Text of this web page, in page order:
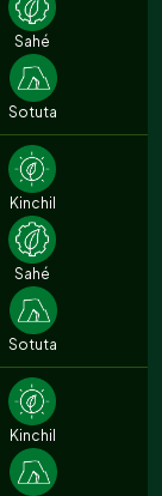
Sahé
Sotuta
Kinchil
Sahé
Sotuta
Kinchil